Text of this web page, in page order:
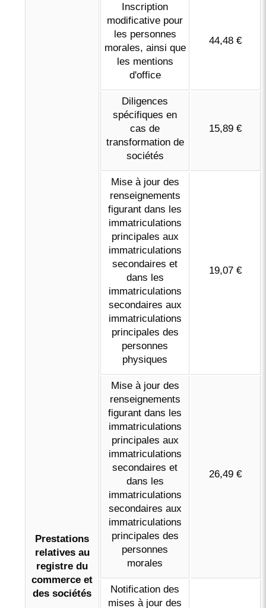
Prestations
relatives au
registre du
commerce et
des sociétés
Inscription
modificative pour
les personnes
morales, ainsi que
les mentions
d'office
44,48 €
Diligences
spécifiques en
cas de
transformation de
sociétés
15,89 €
Mise à jour des
renseignements
figurant dans les
immatriculations
principales aux
immatriculations
secondaires et
dans les
immatriculations
secondaires aux
immatriculations
principales des
personnes
physiques
19,07 €
Mise à jour des
renseignements
figurant dans les
immatriculations
principales aux
immatriculations
secondaires et
dans les
immatriculations
secondaires aux
immatriculations
principales des
personnes
morales
26,49 €
Notification des
mises à jour des